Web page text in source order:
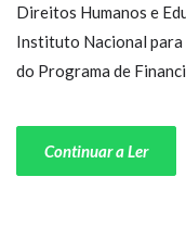
Direitos Humanos e
Instituto Nacional para
do Programa de
Continuar a Ler